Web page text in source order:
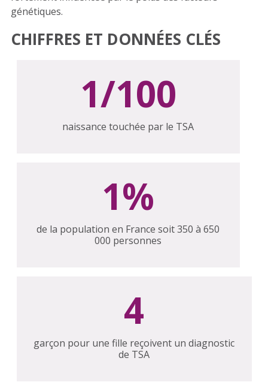
génétiques.
CHIFFRES ET DONNÉES CLÉS
1/100
naissance touchée par le TSA
1%
de la population en France soit 350 à 650
000 personnes
4
garçon pour une fille reçoivent un diagnostic
de TSA